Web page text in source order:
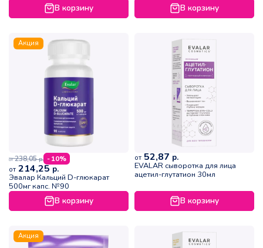
В корзину В корзину
Акция
от 238,05р. - 10%
от 214,25 р.
Эвалар Кальций D-глюкарат
500мг капс. №90
В корзину
от 52,87 р.
EVALAR сыворотка для лица
ацетил-глутатион 30мл
В корзину
Акция